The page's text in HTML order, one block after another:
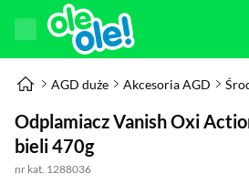
AGD duże Akcesoria AGD
Odplamiacz Vanish Oxi
bieli 470g
nr kat. 1288036